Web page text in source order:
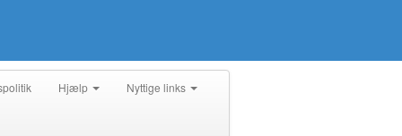
Hjælp Nyttige links